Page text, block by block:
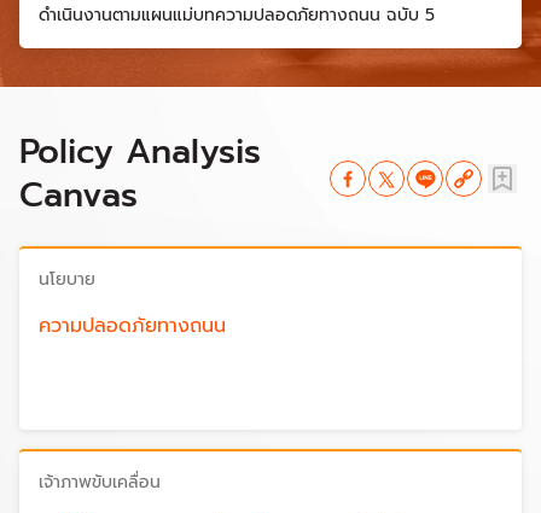
ดำเนินงานตามแผนแม่บทความปลอดภัยทางถนน ฉบับ 5
Policy Analysis
Canvas
นโยบาย
ความปลอดภัยทางถนน
เจ้าภาพขับเคลื่อน